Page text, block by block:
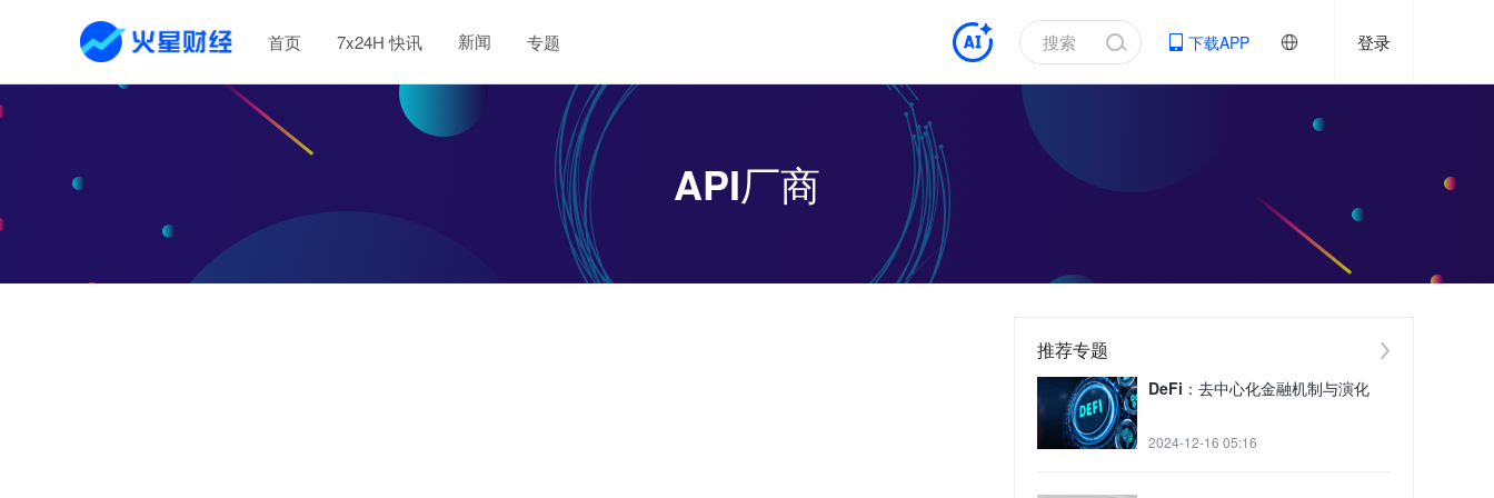
首页 7x24H 快讯 新闻 专题 下载APP 登录
API厂商
推荐专题
DeFi：去中心化金融机制与演化
2024-12-16 05:16